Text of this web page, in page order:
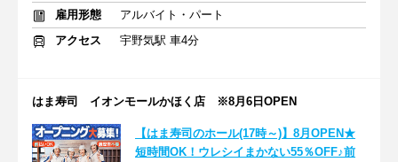
雇用形態
アルバイト・パート
アクセス
宇野気駅 車4分
はま寿司 イオンモールかほく店 ※8月6日OPEN
【はま寿司のホール(17時～)】8月OPEN★
短時間OK！ウレシイまかない55％OFF♪前